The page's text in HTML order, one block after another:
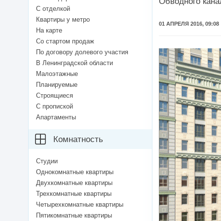
01 АПРЕЛЯ 2016, 09:08
С отделкой
Квартиры у метро
На карте
Со стартом продаж
По договору долевого участия
В Ленинградской области
Малоэтажные
Планируемые
Строящиеся
С пропиской
Апартаменты
Комнатность
Студии
Однокомнатные квартиры
Двухкомнатные квартиры
Трехкомнатные квартиры
Четырехкомнатные квартиры
Пятикомнатные квартиры